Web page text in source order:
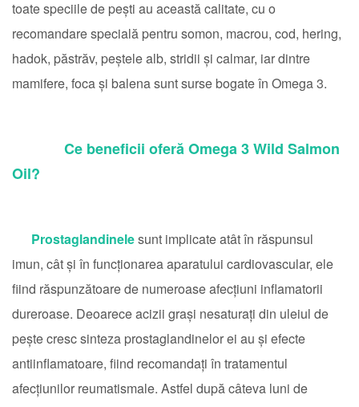
toate speciile de pești au această calitate, cu o
recomandare specială pentru somon, macrou, cod, hering,
hadok, păstrăv, peștele alb, stridii și calmar, iar dintre
mamifere, foca și balena sunt surse bogate în Omega 3.
Ce beneficii oferă Omega 3 Wild Salmon
Oil?
Prostaglandinelesunt implicate atât în răspunsul
imun, cât și în funcționarea aparatului cardiovascular, ele
fiind răspunzătoare de numeroase afecțiuni inflamatorii
dureroase. Deoarece acizii grași nesaturați din uleiul de
pește cresc sinteza prostaglandinelor ei au și efecte
antiinflamatoare, fiind recomandați în tratamentul
afecțiunilor reumatismale. Astfel după câteva luni de